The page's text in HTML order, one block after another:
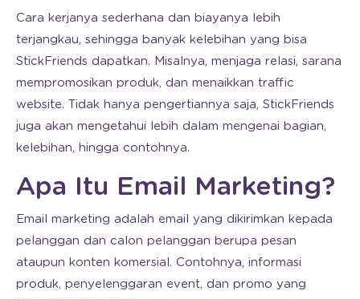
Cara kerjanya sederhana dan biayanya lebih
terjangkau, sehingga banyak kelebihan yang bisa
StickFriends dapatkan. Misalnya, menjaga relasi, sarana
mempromosikan produk, dan menaikkan traffic
website. Tidak hanya pengertiannya saja, StickFriends
juga akan mengetahui lebih dalam mengenai bagian,
kelebihan, hingga contohnya.
Apa Itu Email Marketing?
Email marketing adalah email yang dikirimkan kepada
pelanggan dan calon pelanggan berupa pesan
ataupun konten komersial. Contohnya, informasi
produk, penyelenggaran event, dan promo yang